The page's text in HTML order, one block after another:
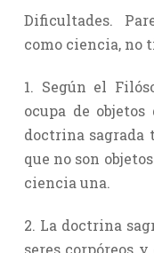
Dificultades.
como ciencia, no
1. Según el
ocupa de
doctrina sagrada
que no son
ciencia una.
2. La doctrina
seres corpóreos